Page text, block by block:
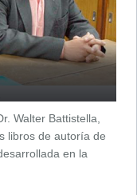
Walter Battistella,
libros de autoría de
en la